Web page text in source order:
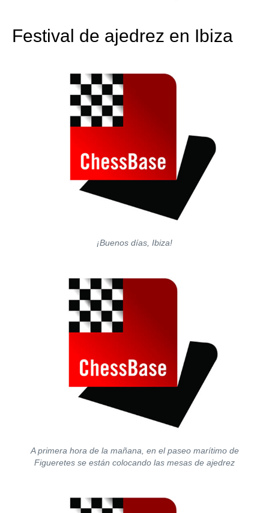
Festival de ajedrez en Ibiza
¡Buenos días, Ibiza!
A primera hora de la mañana, en el paseo marítimo de
Figueretes se están colocando las mesas de ajedrez